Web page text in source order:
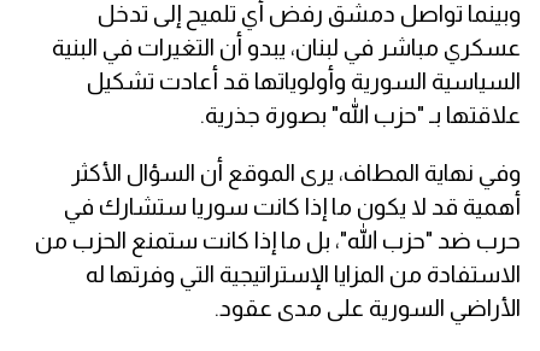
وبينما تواصل دمشق رفض أي تلميح إلى تدخل
عسكري مباشر في لبنان، يبدو أن التغيرات في البنية
السياسية السورية وأولوياتها قد أعادت تشكيل
علاقتها بـ "حزب الله" بصورة جذرية.
وفي نهاية المطاف، يرى الموقع أن السؤال الأكثر
أهمية قد لا يكون ما إذا كانت سوريا ستشارك في
حرب ضد "حزب الله"، بل ما إذا كانت ستمنع الحزب من
الاستفادة من المزايا الإستراتيجية التي وفرتها له
الأراضي السورية على مدى عقود.